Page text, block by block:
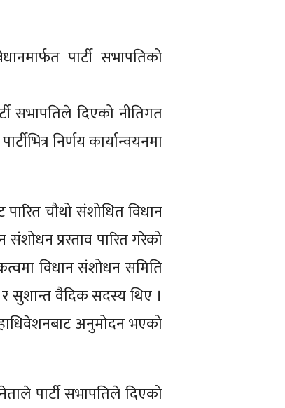
पार्टी सभापतिको
सभापतिले दिएको नीतिगत
निर्णय कार्यान्वयनमा
चौथो संशोधित विधान
प्रस्ताव पारित गरेको
विधान संशोधन समिति
र सुशान्त वैदिक सदस्य थिए ।
अनुमोदन भएको
पार्टी सभापतिले दिएको